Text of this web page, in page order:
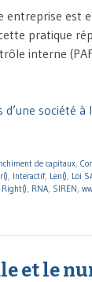
entreprise est
pratique
interne
société à
de capitaux,
, Interactif, Len(), Loi
Right(), RNA, SIREN,
et le